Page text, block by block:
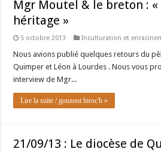
Mgr Moutel & le breton :
héritage »
5 octobre 2013 Inculturation et
Nous avions publié quelques retours du
Quimper et Léon à Lourdes . Nous vous
interview de Mgr...
Lire la suite / gouzout hiroc'h »
21/09/13 : Le diocèse de